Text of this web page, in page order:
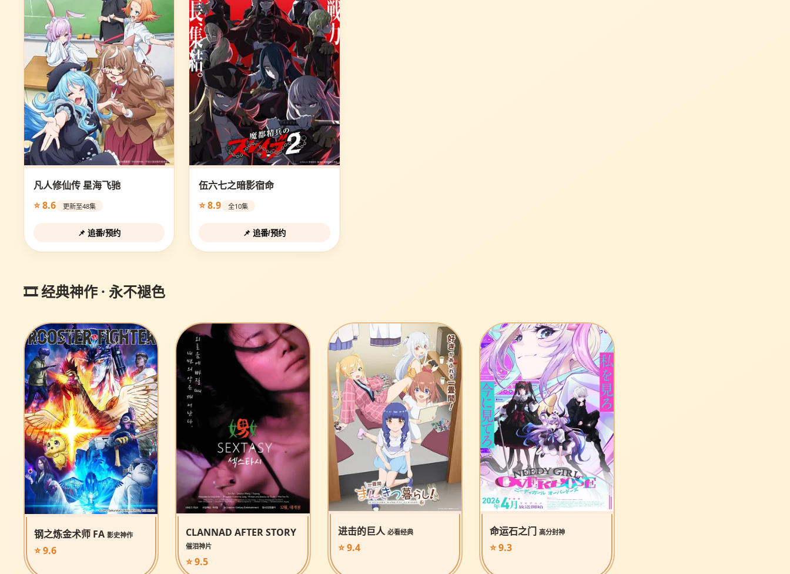
凡人修仙传 星海飞驰
⭐ 8.6
更新至48集
📌 追番/预约
伍六七之暗影宿命
⭐ 8.9
全10集
📌 追番/预约
🎞️ 经典神作 · 永不褪色
钢之炼金术师 FA 影史神作
⭐ 9.6
CLANNAD AFTER STORY
催泪神片
⭐ 9.5
进击的巨人 必看经典
⭐ 9.4
命运石之门高分封神
⭐ 9.3